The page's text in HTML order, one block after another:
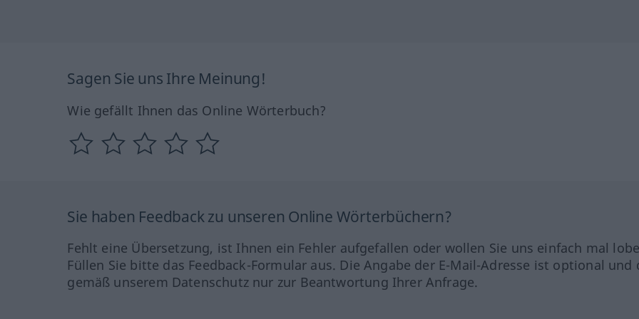
Sagen Sie uns Ihre Meinung!
Wie gefällt Ihnen das Online Wörterbuch?
Sie haben Feedback zu unseren Online Wörterbüchern?
Fehlt eine Übersetzung, ist Ihnen ein Fehler aufgefallen oder wollen Sie uns einfach mal
Füllen Sie bitte das Feedback-Formular aus. Die Angabe der E-Mail-Adresse ist optional und
gemäß unserem Datenschutz nur zur Beantwortung Ihrer Anfrage.